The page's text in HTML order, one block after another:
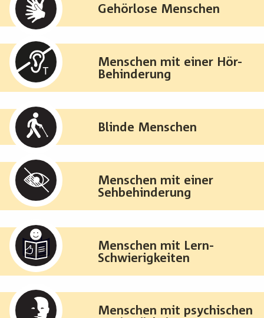
Gehörlose Menschen
Menschen mit einer Hör-
Behinderung
Blinde Menschen
Menschen mit einer
Sehbehinderung
Menschen mit Lern-
Schwierigkeiten
Menschen mit psychischen